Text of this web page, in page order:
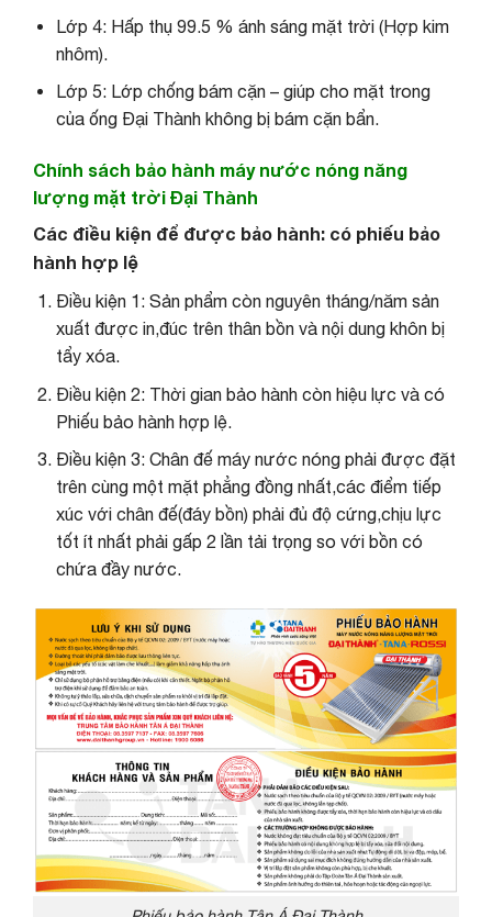
Lớp 4: Hấp thụ 99.5 % ánh sáng mặt trời (Hợp kim
nhôm).
Lớp 5: Lớp chống bám cặn – giúp cho mặt trong
của ống Đại Thành không bị bám cặn bẩn.
Chính sách bảo hành máy nước nóng năng
lượng mặt trời Đại Thành
Các điều kiện để được bảo hành: có phiếu bảo
hành hợp lệ
Điều kiện 1: Sản phẩm còn nguyên tháng/năm sản
xuất được in,đúc trên thân bồn và nội dung khôn bị
tẩy xóa.
Điều kiện 2: Thời gian bảo hành còn hiệu lực và có
Phiếu bảo hành hợp lệ.
Điều kiện 3: Chân đế máy nước nóng phải được đặt
trên cùng một mặt phẳng đồng nhất,các điểm tiếp
xúc với chân đế(đáy bồn) phải đủ độ cứng,chịu lực
tốt ít nhất phải gấp 2 lần tải trọng so với bồn có
chứa đầy nước.